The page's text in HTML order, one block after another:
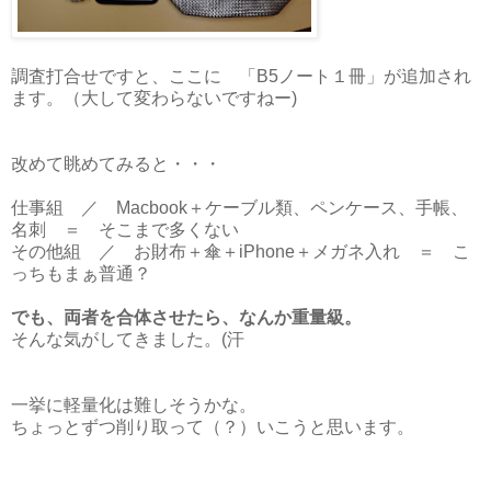
調査打合せですと、ここに 「B5ノート１冊」が追加され
ます。（大して変わらないですねー)
改めて眺めてみると・・・
仕事組 ／ Macbook＋ケーブル類、ペンケース、手帳、
名刺 ＝ そこまで多くない
その他組 ／ お財布＋傘＋iPhone＋メガネ入れ ＝ こ
っちもまぁ普通？
でも、両者を合体させたら、なんか重量級。
そんな気がしてきました。(汗
一挙に軽量化は難しそうかな。
ちょっとずつ削り取って（？）いこうと思います。